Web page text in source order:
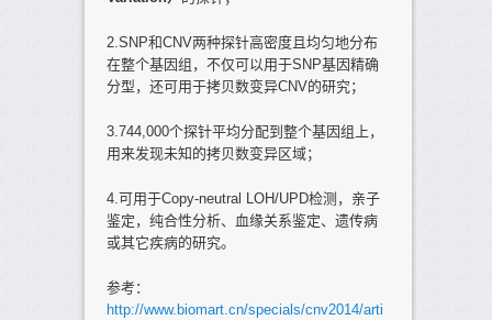
2.SNP和CNV两种探针高密度且均匀地分布
在整个基因组，不仅可以用于SNP基因精确
分型，还可用于拷贝数变异CNV的研究；
3.744,000个探针平均分配到整个基因组上，
用来发现未知的拷贝数变异区域；
4.可用于Copy-neutral LOH/UPD检测，亲子
鉴定，纯合性分析、血缘关系鉴定、遗传病
或其它疾病的研究。
参考：
http://www.biomart.cn/specials/cnv2014/arti